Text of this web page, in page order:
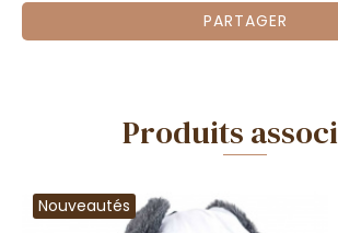
PARTAGER
Produits
Nouveautés